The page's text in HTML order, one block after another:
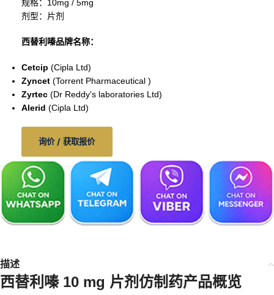
规格：10mg / 5mg
剂型：片剂
西替利嗪品牌名称：
Cetcip (Cipla Ltd)
Zyncet (Torrent Pharmaceutical )
Zyrtec (Dr Reddy's laboratories Ltd)
Alerid (Cipla Ltd)
询价 / 获取报价
描述
西替利嗪 10 mg 片剂仿制药产品概览